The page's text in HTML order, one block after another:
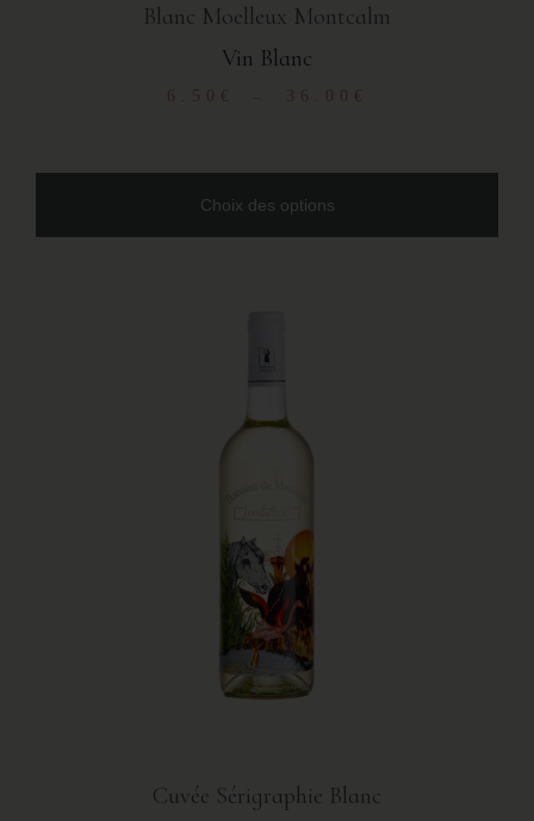
Blanc Moelleux Montcalm
Vin Blanc
6.50 € 36.00 €
Choix des options
Cuvée Sérigraphie Blanc